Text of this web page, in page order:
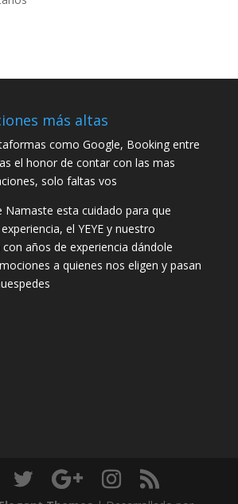
más altas
como Google, Booking entre
el honor de contar con las mas
solo faltas vos
Namaste esta cuidado para que
el YEYE y nuestro
años de experiencia dándole
a quienes nos eligen y pasan